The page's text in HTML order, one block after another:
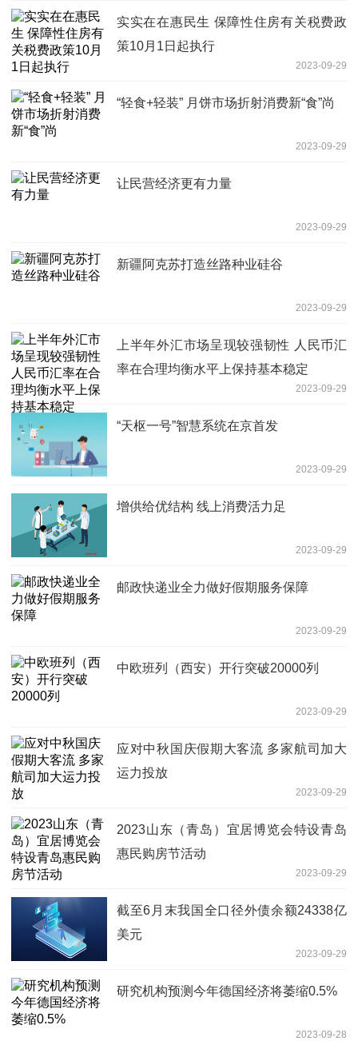
实实在在惠民生 保障性住房有关税费政
策10月1日起执行
2023-09-29
“轻食+轻装” 月饼市场折射消费新“食”尚
2023-09-29
让民营经济更有力量
2023-09-29
新疆阿克苏打造丝路种业硅谷
2023-09-29
上半年外汇市场呈现较强韧性 人民币汇
率在合理均衡水平上保持基本稳定
2023-09-29
“天枢一号”智慧系统在京首发
2023-09-29
增供给优结构 线上消费活力足
2023-09-29
邮政快递业全力做好假期服务保障
2023-09-29
中欧班列（西安）开行突破20000列
2023-09-29
应对中秋国庆假期大客流 多家航司加大
运力投放
2023-09-29
2023山东（青岛）宜居博览会特设青岛
惠民购房节活动
2023-09-29
截至6月末我国全口径外债余额24338亿
美元
2023-09-29
研究机构预测今年德国经济将萎缩0.5%
2023-09-28